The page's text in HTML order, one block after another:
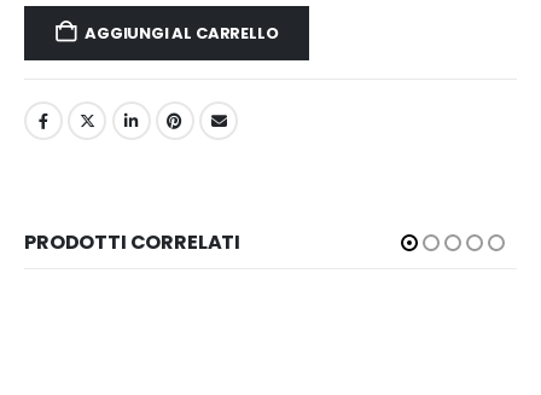
AGGIUNGI AL CARRELLO
PRODOTTI CORRELATI